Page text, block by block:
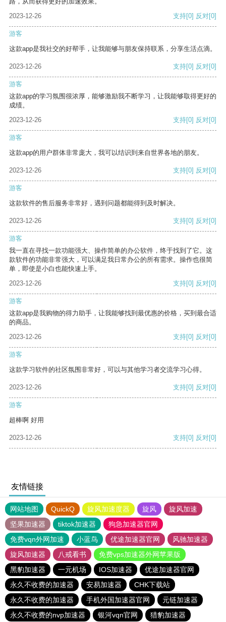
2023-12-26
支持[0] 反对[0]
游客
这款app是我社交的好帮手，让我能够与朋友保持联系，分享生活点滴。
2023-12-26 支持[0] 反对[0]
游客
这款app的学习氛围很浓厚，能够激励我不断学习，让我能够取得更好的
成绩。
2023-12-26
支持[0] 反对[0]
游客
这款app的用户群体非常庞大，我可以结识到来自世界各地的朋友。
2023-12-26 支持[0] 反对[0]
游客
这款软件的售后服务非常好，遇到问题都能得到及时解决。
2023-12-26 支持[0] 反对[0]
游客
我一直在寻找一款功能强大、操作简单的办公软件，终于找到了它。这
款软件的功能非常强大，可以满足我日常办公的所有需求。操作也很简
单，即使是小白也能快速上手。
2023-12-26
支持[0] 反对[0]
游客
这款app是我购物的得力助手，让我能够找到最优惠的价格，买到最合适
的商品。
2023-12-26
支持[0] 反对[0]
游客
这款学习软件的社区氛围非常好，可以与其他学习者交流学习心得。
2023-12-26 支持[0] 反对[0]
游客
超棒啊 好用
2023-12-26 支持[0] 反对[0]
友情链接
网站地图 QuickQ 旋风加速度器 旋风
旋风加速
坚果加速器
tiktok加速器
狗急加速器官网
免费vqn外网加速
小蓝鸟 优途加速器官网
风驰加速器
旋风加速器
八戒看书
免费vps加速器外网苹果版
黑豹加速器
一元机场 IOS加速器
优途加速器官网
永久不收费的加速器
安易加速器
CHK下载站
永久不收费的加速器
手机外国加速器官网
元链加速器
永久不收费的nvp加速器
银河vqn官网 猎豹加速器